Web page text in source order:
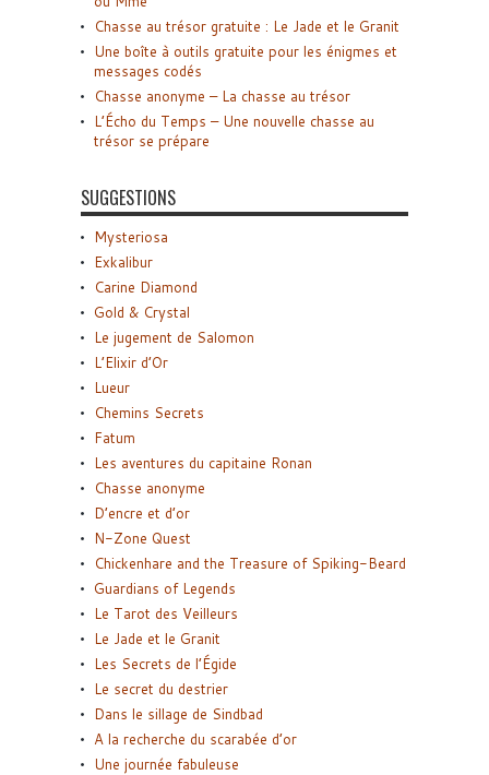
Chasse au trésor gratuite : Le Jade et le Granit
Une boîte à outils gratuite pour les énigmes et
messages codés
Chasse anonyme – La chasse au trésor
L’Écho du Temps – Une nouvelle chasse au
trésor se prépare
SUGGESTIONS
Mysteriosa
Exkalibur
Carine Diamond
Gold & Crystal
Le jugement de Salomon
L’Elixir d’Or
Lueur
Chemins Secrets
Fatum
Les aventures du capitaine Ronan
Chasse anonyme
D’encre et d’or
N-Zone Quest
Chickenhare and the Treasure of Spiking-Beard
Guardians of Legends
Le Tarot des Veilleurs
Le Jade et le Granit
Les Secrets de l’Égide
Le secret du destrier
Dans le sillage de Sindbad
A la recherche du scarabée d’or
Une journée fabuleuse